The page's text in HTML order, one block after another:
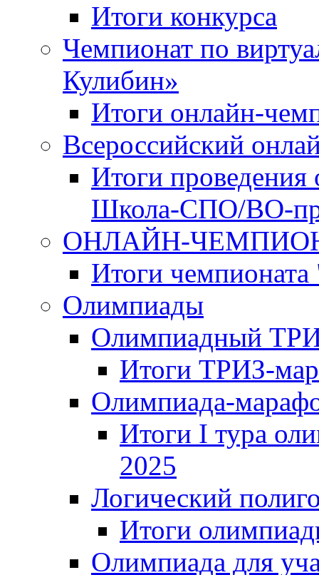
Итоги конкурса
Чемпионат по
Кулибин»
Итоги онлайн-
Всероссийский
Итоги
Школа-СПО/ВО-
ОНЛАЙН-
Итоги
Олимпиады
Олимпиадный
Итоги ТРИЗ-
Олимпиада-
Итоги I тура
2025
Логический
Итоги
Олимпиада для